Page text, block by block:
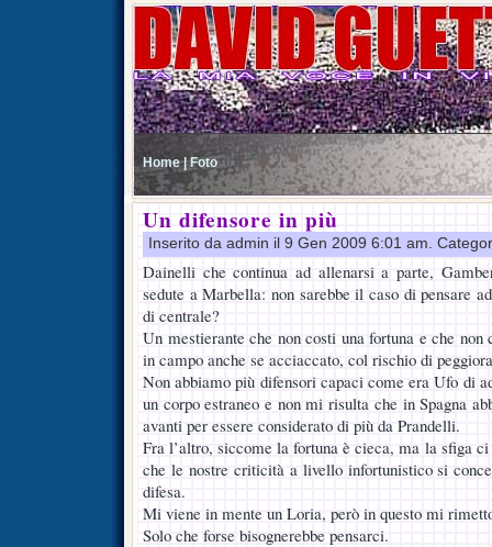
Home | Foto
Un difensore in più
Inserito da admin il 9 Gen 2009 6:01 am.
Dainelli che continua ad allenarsi a parte,
sedute a Marbella: non sarebbe il caso di pensare
di centrale?
Un mestierante che non costi una fortuna e che non
in campo anche se acciaccato, col rischio di
Non abbiamo più difensori capaci come era Ufo di
un corpo estraneo e non mi risulta che in Spagna
avanti per essere considerato di più da Prandelli.
Fra l’altro, siccome la fortuna è cieca, ma la sfiga
che le nostre criticità a livello infortunistico si
difesa.
Mi viene in mente un Loria, però in questo mi
Solo che forse bisognerebbe pensarci.